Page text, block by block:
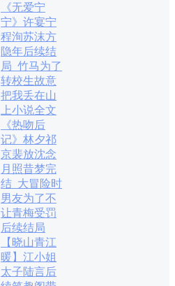
《无爱宁
宁》许宴宁
程洵苏沫方
隐年后续结
局_竹马为了
转校生故意
把我丢在山
上小说全文
《热吻后
记》林夕祁
京裴放沈念
月照昔梦完
结_大冒险时
男友为了不
让青梅受罚
后续结局
【晓山青江
暖】江小姐
太子陆言后